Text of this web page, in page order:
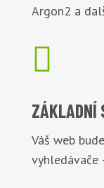
Argon2 a

ZÁKLADNÍ
Váš web
vyhledávače